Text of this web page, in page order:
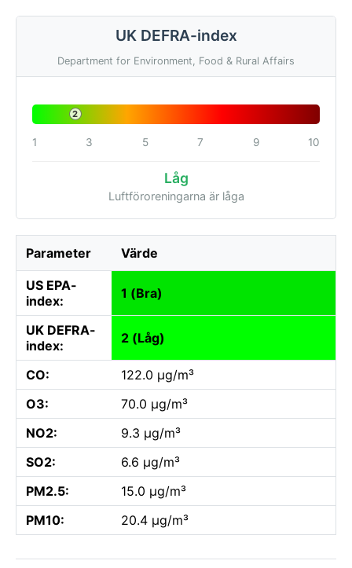
UK DEFRA-index
Department for Environment, Food & Rural Affairs
2
1 3 5 7 9 10
Låg
Luftföroreningarna är låga
Parameter Värde
US EPA-
index:
1 (Bra)
UK DEFRA-
index:
2 (Låg)
CO:
122.0 µg/m³
O3:
70.0 µg/m³
NO2:
9.3 µg/m³
SO2:
6.6 µg/m³
PM2.5:
15.0 µg/m³
PM10:
20.4 µg/m³